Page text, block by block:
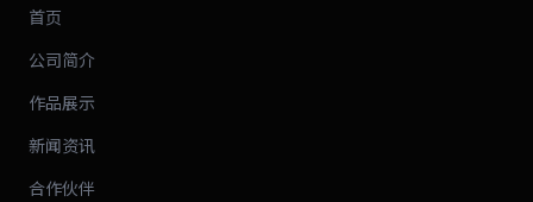
首页
公司简介
作品展示
新闻资讯
合作伙伴